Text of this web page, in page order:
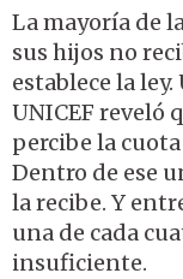
La mayoría de
sus hijos no
establece la
UNICEF reveló
percibe la
Dentro de ese
la recibe. Y
una de cada
insuficiente.